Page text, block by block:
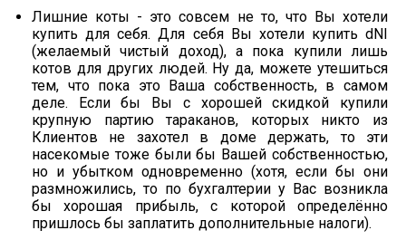
Лишние коты - это совсем не то, что Вы хотели
купить для себя. Для себя Вы хотели купить dNI
(желаемый чистый доход), а пока купили лишь
котов для других людей. Ну да, можете утешиться
тем, что пока это Ваша собственность, в самом
деле. Если бы Вы c хорошей скидкой купили
крупную партию тараканов, которых никто из
Клиентов не захотел в доме держать, то эти
насекомые тоже были бы Вашей собственностью,
но и убытком одновременно (хотя, если бы они
размножились, то по бухгалтерии у Вас возникла
бы хорошая прибыль, с которой определённо
пришлось бы заплатить дополнительные налоги).